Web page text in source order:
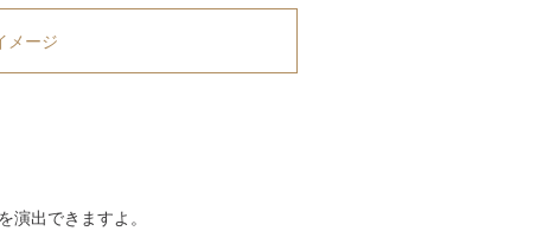
メージ
演出できますよ。